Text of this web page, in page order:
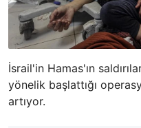
İsrail'in Hamas'ın
yönelik başlattığı
artıyor.